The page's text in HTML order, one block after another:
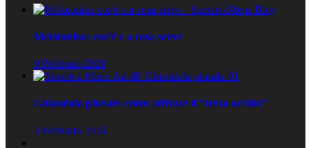
Melatonina: cos’è e a cosa serve
9 Febbraio 2026
Ghiandola pineale: come attivare il “terzo occhio”
3 Febbraio 2026